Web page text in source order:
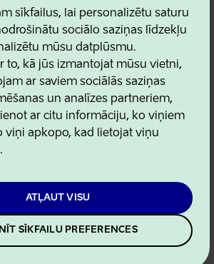
sīkfailus, lai personalizētu saturu
sociālo saziņas līdzekļu
mūsu datplūsmu.
to, kā jūs izmantojat mūsu vietni,
ar saviem sociālās saziņas
un analīzes partneriem,
ar citu informāciju, ko viņiem
viņi apkopo, kad lietojat viņu
ATĻAUT VISU
SĪKFAILU PREFERENCES
politika